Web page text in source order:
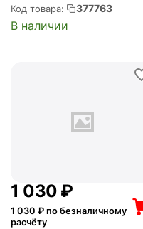
Male Cable. Длина 1,5 м.
Цвет: черный DP101
(10239) DP Male to HDMI
Код товара: 377763
В наличии
1 030 ₽
1 030 ₽ по безналичному
расчёту